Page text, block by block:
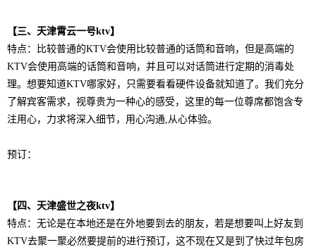
【三、天津霄云一号ktv】
特点：
比较普通的KTV会使用比较普通的话筒和音响，但是高端的
KTV会使用高端的话筒和音响，并且可以对话筒进行定期的消毒处
理。想要知道KTV哪家好，只需要看看硬件设备就知道了。我们充分
了解宾客需求，视尊贵为一种心的感受，这里的每一位尊席都饱含专
注用心，力求将深入细节，用心沟通,从心体验。
预订：
【四、天津盛世之夜ktv】
特点： 无论是在本地还是在外地要到去的朋友，若是想要叫上好友到
KTV去聚一聚必然要提前的进行预订，这不现在又是到了快过年包房